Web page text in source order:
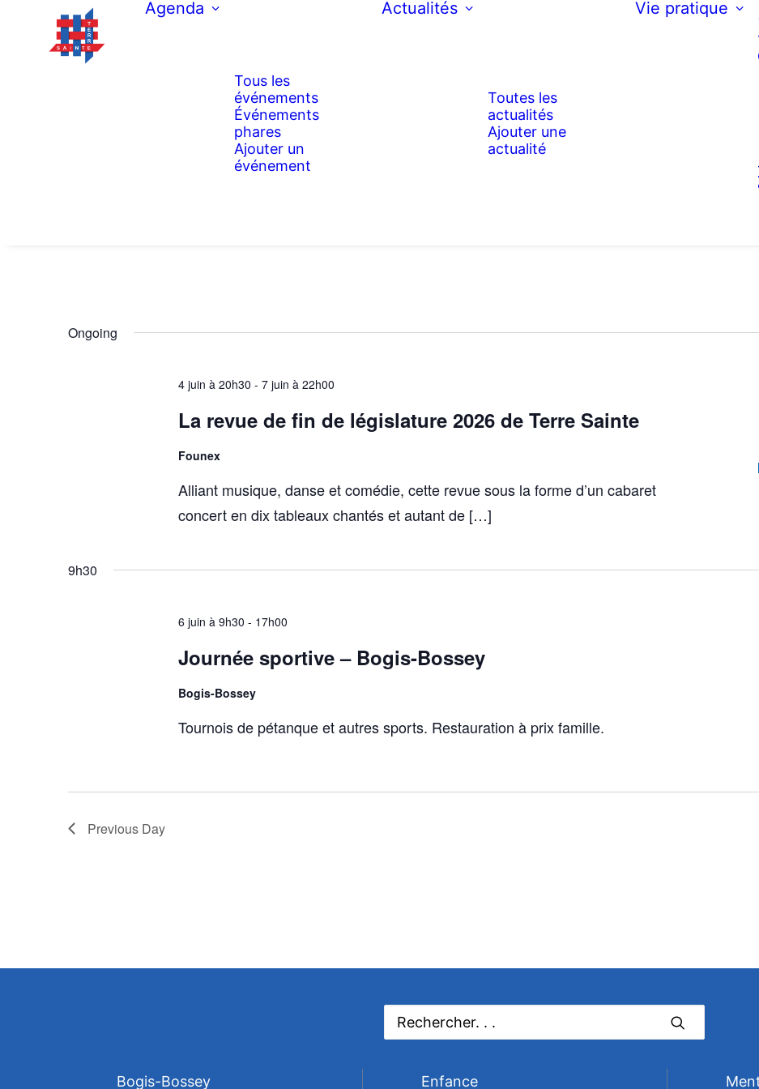
Agenda
Tous les
événements
Événements
phares
Ajouter un
événement
Actualités
Toutes les
actualités
Ajouter une
actualité
Vie pratique
Ongoing
4 juin à 20h30 - 7 juin à 22h00
La revue de fin de législature 2026 de Terre Sainte
Founex
Alliant musique, danse et comédie, cette revue sous la forme d’un cabaret
concert en dix tableaux chantés et autant de […]
9h30
6 juin à 9h30 - 17h00
Journée sportive – Bogis-Bossey
Bogis-Bossey
Tournois de pétanque et autres sports. Restauration à prix famille.
Previous Day
Bogis-Bossey Enfance